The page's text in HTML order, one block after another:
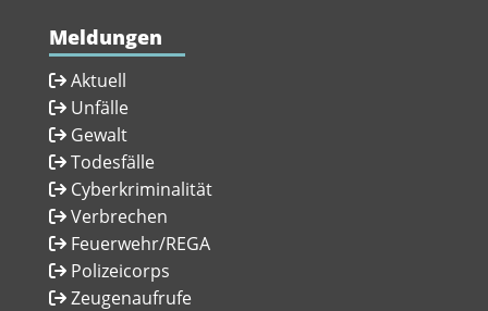
Meldungen
Aktuell
Unfälle
Gewalt
Todesfälle
Cyberkriminalität
Verbrechen
Feuerwehr/REGA
Polizeicorps
Zeugenaufrufe